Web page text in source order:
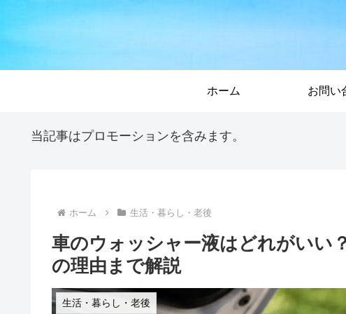
ホーム お問い
当記事はプロモーションを含みます。
ホーム 生活・暮らし・老後
車のウォッシャー液はどれがいい
の理由まで解説
生活・暮らし・老後